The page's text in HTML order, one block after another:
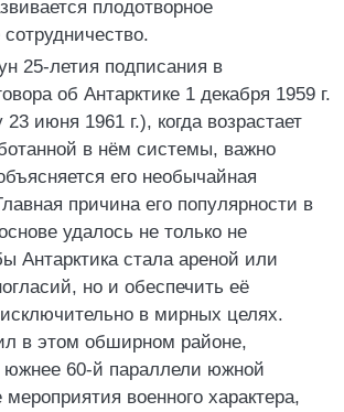
плодотворное
25-летия подписания в
об Антарктике 1 декабря 1959 г.
июня 1961 г.), когда возрастает
в нём системы, важно
его необычайная
причина его популярности в
удалось не только не
Антарктика стала ареной или
но и обеспечить её
в мирных целях.
в этом обширном районе,
южнее 60-й параллели южной
военного характера,